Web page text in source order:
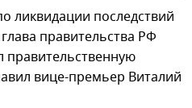
ликвидации последствий
правительства РФ
вице-премьер Виталий